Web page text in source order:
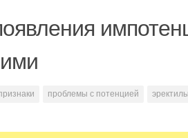
проблемы с потенцией